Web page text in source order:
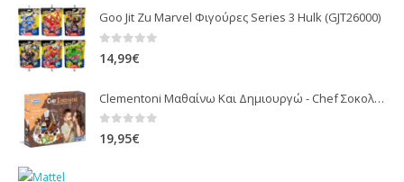
Goo Jit Zu Marvel Φιγούρες Series 3 Hulk (GJT26000)
14,99€
Clementoni Μαθαίνω Και Δημιουργώ - Chef Σοκολάτας 1026-63832
0 out of 5
19,95€